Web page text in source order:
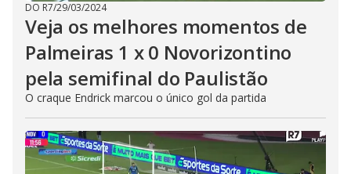
DO R7/29/03/2024
Veja os melhores momentos de
Palmeiras 1 x 0 Novorizontino
pela semifinal do Paulistão
O craque Endrick marcou o único gol da partida